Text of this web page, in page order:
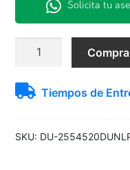
Solicita tu
255/45R20
Dunlop
-
Tiempos de
SKU: DU-